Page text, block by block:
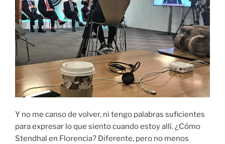
Y no me canso de volver, ni tengo palabras suficientes
para expresar lo que siento cuando estoy allí. ¿Cómo
Stendhal en Florencia? Diferente, pero no menos